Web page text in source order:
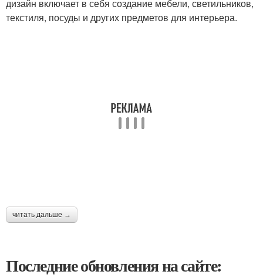
дизайн включает в себя создание мебели, светильников,
текстиля, посуды и других предметов для интерьера.
читать дальше →
Последние обновления на сайте: